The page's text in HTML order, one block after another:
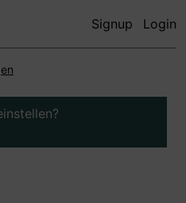
Signup Login